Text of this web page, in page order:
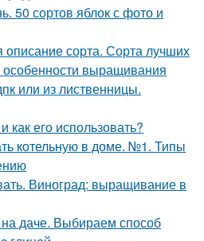
50 сортов яблок с фото и
описание сорта. Сорта лучших
особенности выращивания
или из лиственницы.
как его использовать?
котельную в доме. №1. Типы
Виноград: выращивание в
даче. Выбираем способ